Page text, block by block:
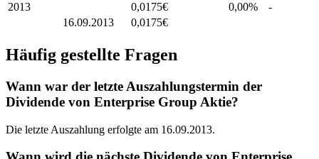
2013 0,0175€ 0,00%
-
16.09.2013
0,0175€
Häufig gestellte Fragen
Wann war der letzte Auszahlungstermin der
Dividende von Enterprise Group Aktie?
Die letzte Auszahlung erfolgte am 16.09.2013.